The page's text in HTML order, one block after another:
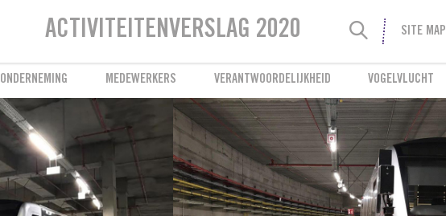
SITE MAP
ACTIVITEITENVERSLAG 2020
Een voortdurende bekommernis
ONDERNEMING MEDEWERKERS VERANTWOORDELIJKHEID VOGELVLUCHT